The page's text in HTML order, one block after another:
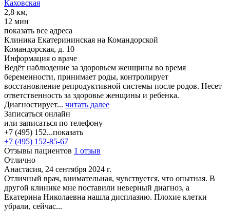
Каховская
2,8 км,
12 мин
показать все адреса
Клиника Екатерининская на Командорской
Командорская, д. 10
Информация о враче
Ведёт наблюдение за здоровьем женщины во время
беременности, принимает роды, контролирует
восстановление репродуктивной системы после родов. Несет
ответственность за здоровье женщины и ребенка.
Диагностирует... читать далее
Записаться онлайн
или записаться по телефону
+7 (495) 152...показать
+7 (495) 152-85-67
Отзывы пациентов 1 отзыв
Отлично
Анастасия, 24 сентября 2024 г.
Отличный врач, внимательная, чувствуется, что опытная. В
другой клинике мне поставили неверный диагноз, а
Екатерина Николаевна нашла дисплазию. Плохие клетки
убрали, сейчас...